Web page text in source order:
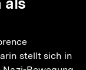
stellt sich in